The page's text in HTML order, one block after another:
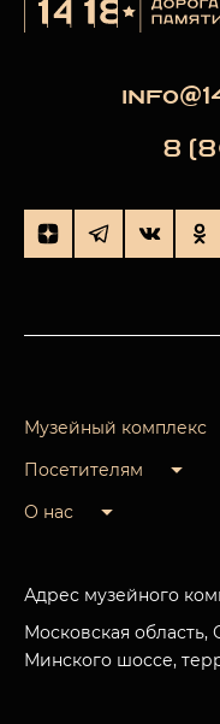
8
Музейный комплекс
Посетителям
О нас
Адрес музейного
Московская
Минского шоссе,